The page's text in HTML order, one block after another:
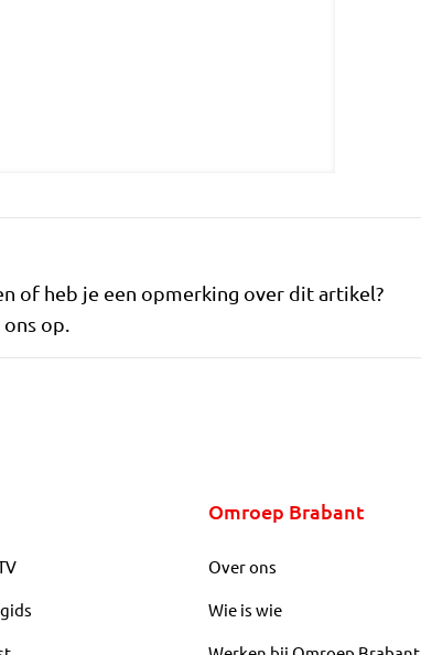
of heb je een opmerking over dit artikel?
op.
Omroep Brabant
Over ons
Wie is wie